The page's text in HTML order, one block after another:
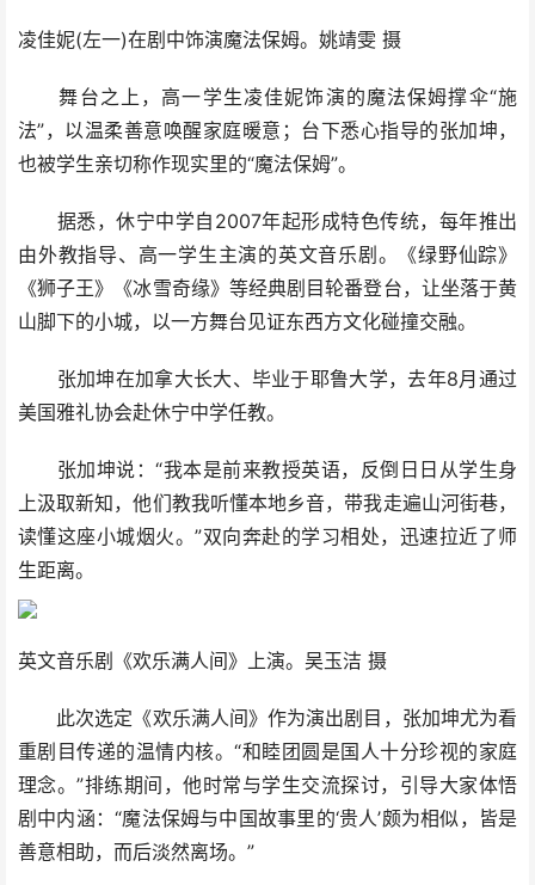
凌佳妮(左一)在剧中饰演魔法保姆。姚靖雯 摄
舞台之上，高一学生凌佳妮饰演的魔法保姆撑伞“施
法”，以温柔善意唤醒家庭暖意；台下悉心指导的张加坤，
也被学生亲切称作现实里的“魔法保姆”。
据悉，休宁中学自2007年起形成特色传统，每年推出
由外教指导、高一学生主演的英文音乐剧。《绿野仙踪》
《狮子王》《冰雪奇缘》等经典剧目轮番登台，让坐落于黄
山脚下的小城，以一方舞台见证东西方文化碰撞交融。
张加坤在加拿大长大、毕业于耶鲁大学，去年8月通过
美国雅礼协会赴休宁中学任教。
张加坤说：“我本是前来教授英语，反倒日日从学生身
上汲取新知，他们教我听懂本地乡音，带我走遍山河街巷，
读懂这座小城烟火。”双向奔赴的学习相处，迅速拉近了师
生距离。
英文音乐剧《欢乐满人间》上演。吴玉洁 摄
此次选定《欢乐满人间》作为演出剧目，张加坤尤为看
重剧目传递的温情内核。“和睦团圆是国人十分珍视的家庭
理念。”排练期间，他时常与学生交流探讨，引导大家体悟
剧中内涵：“魔法保姆与中国故事里的‘贵人’颇为相似，皆是
善意相助，而后淡然离场。”